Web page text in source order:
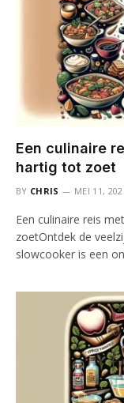
Een culinaire
hartig tot zoet
BY CHRIS MEI 11,
Een culinaire reis
zoetOntdek de
slowcooker is een